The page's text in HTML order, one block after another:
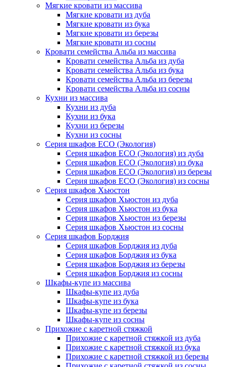
Мягкие кровати из массива
Мягкие кровати из дуба
Мягкие кровати из бука
Мягкие кровати из березы
Мягкие кровати из сосны
Кровати семейства Альба из массива
Кровати семейства Альба из дуба
Кровати семейства Альба из бука
Кровати семейства Альба из березы
Кровати семейства Альба из сосны
Кухни из массива
Кухни из дуба
Кухни из бука
Кухни из березы
Кухни из сосны
Серия шкафов ECO (Экология)
Серия шкафов ECO (Экология) из дуба
Серия шкафов ECO (Экология) из бука
Серия шкафов ECO (Экология) из березы
Серия шкафов ECO (Экология) из сосны
Серия шкафов Хьюстон
Серия шкафов Хьюстон из дуба
Серия шкафов Хьюстон из бука
Серия шкафов Хьюстон из березы
Серия шкафов Хьюстон из сосны
Серия шкафов Борджия
Серия шкафов Борджия из дуба
Серия шкафов Борджия из бука
Серия шкафов Борджия из березы
Серия шкафов Борджия из сосны
Шкафы-купе из массива
Шкафы-купе из дуба
Шкафы-купе из бука
Шкафы-купе из березы
Шкафы-купе из сосны
Прихожие с каретной стяжкой
Прихожие с каретной стяжкой из дуба
Прихожие с каретной стяжкой из бука
Прихожие с каретной стяжкой из березы